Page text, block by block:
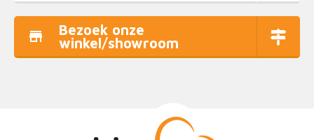
Bezoek onze
winkel/showroom